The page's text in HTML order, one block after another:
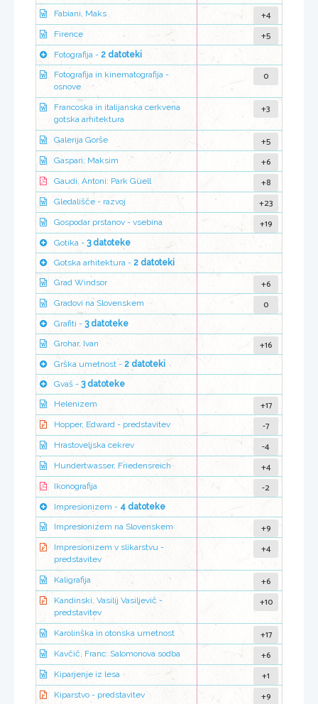
Fabiani, Maks
+4
Firence +5
Fotografija - 2 datoteki
Fotografija in kinematografija -
osnove
0
Francoska in italijanska cerkvena
gotska arhitektura
+3
Galerija Gorše +5
Gaspari, Maksim +6
Gaudi, Antoni: Park Güell +8
Gledališče - razvoj +23
Gospodar prstanov - vsebina +19
Gotika - 3 datoteke
Gotska arhitektura - 2 datoteki
Grad Windsor
+6
Gradovi na Slovenskem 0
Grafiti - 3 datoteke
Grohar, Ivan
+16
Grška umetnost - 2 datoteki
Gvaš - 3 datoteke
Helenizem
+17
Hopper, Edward - predstavitev -7
Hrastoveljska cekrev -4
Hundertwasser, Friedensreich +4
Ikonografija -2
Impresionizem - 4 datoteke
Impresionizem na Slovenskem
+9
Impresionizem v slikarstvu -
predstavitev
+4
Kaligrafija +6
Kandinski, Vasilij Vasiljevič -
predstavitev
+10
Karolinška in otonska umetnost +17
Kavčič, Franc: Salomonova sodba +6
Kiparjenje iz lesa +1
Kiparstvo - predstavitev +9